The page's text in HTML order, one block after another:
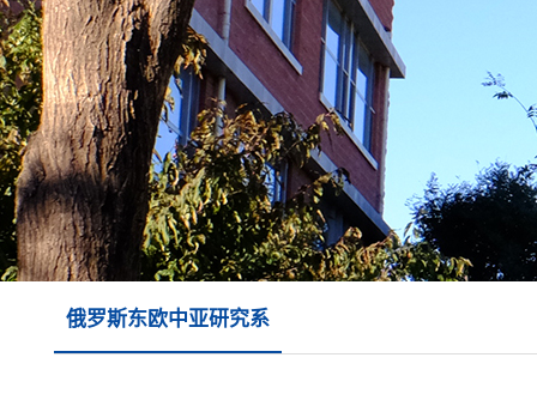
俄罗斯东欧中亚研究系